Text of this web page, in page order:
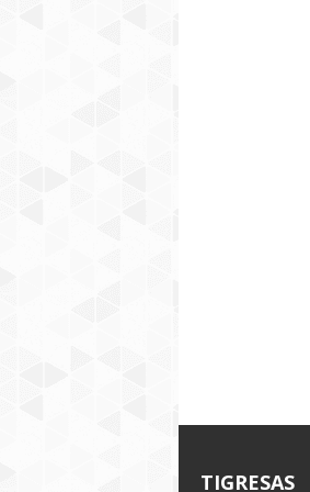
TIGRESAS